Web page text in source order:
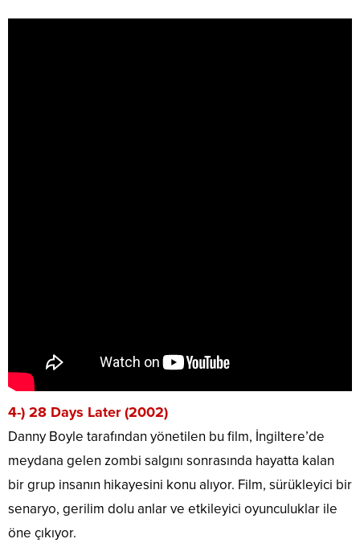
4-) 28 Days Later (2002)
Danny Boyle tarafından yönetilen bu film, İngiltere’de
meydana gelen zombi salgını sonrasında hayatta kalan
bir grup insanın hikayesini konu alıyor. Film, sürükleyici bir
senaryo, gerilim dolu anlar ve etkileyici oyunculuklar ile
öne çıkıyor.